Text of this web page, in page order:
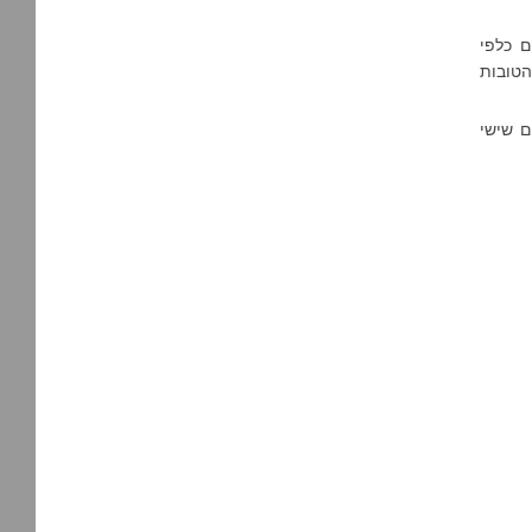
כלפי
בימים א'-ה' בשעות 17:30-19:00 וביום שישי